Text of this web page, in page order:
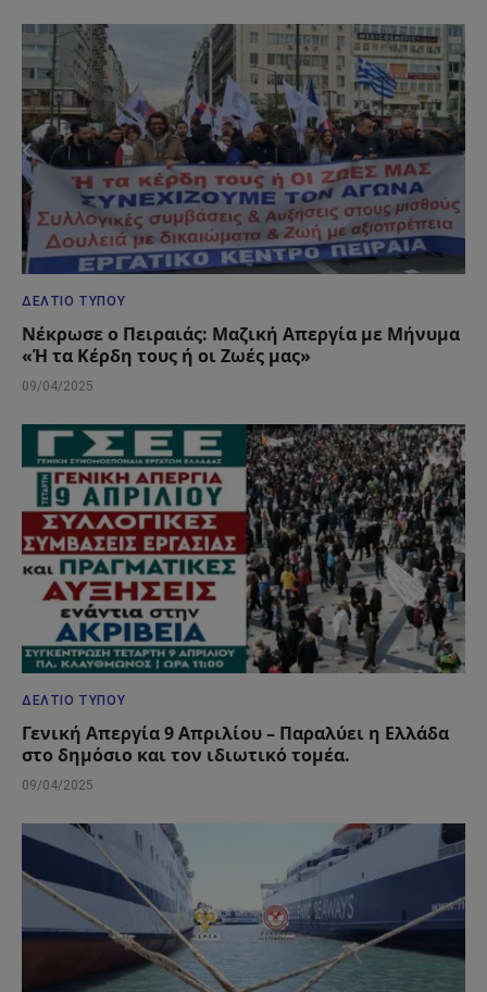
ΔΕΛΤΊΟ ΤΎΠΟΥ
Νέκρωσε ο Πειραιάς: Μαζική Απεργία με Μήνυμα
«Ή τα Κέρδη τους ή οι Ζωές μας»
09/04/2025
ΔΕΛΤΊΟ ΤΎΠΟΥ
Γενική Απεργία 9 Απριλίου – Παραλύει η Ελλάδα
στο δημόσιο και τον ιδιωτικό τομέα.
09/04/2025